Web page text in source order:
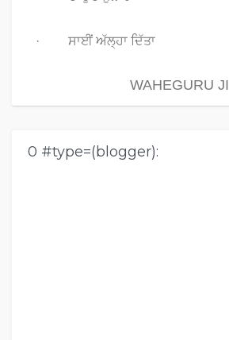
· ਸਾਈਂ ਅੱਲ੍ਹਾ ਦਿੱਤਾ
WAHEGURU JI
0 #type=(blogger):